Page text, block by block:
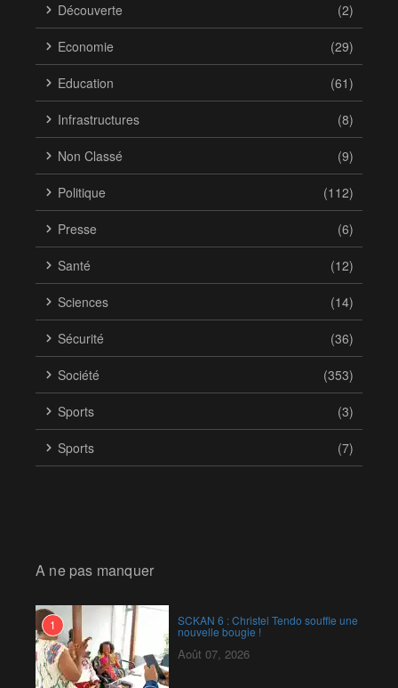
Découverte (2)
Economie (29)
Education (61)
Infrastructures (8)
Non Classé (9)
Politique (112)
Presse (6)
Santé (12)
Sciences (14)
Sécurité (36)
Société (353)
Sports (3)
Sports (7)
A ne pas manquer
1 SCKAN 6 : Christel Tendo souffle une
nouvelle bougie !
Août 07, 2026